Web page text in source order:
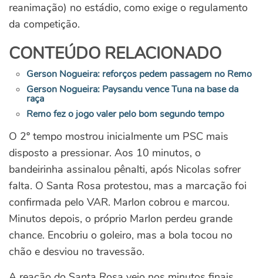
reanimação) no estádio, como exige o regulamento
da competição.
CONTEÚDO RELACIONADO
Gerson Nogueira: reforços pedem passagem no Remo
Gerson Nogueira: Paysandu vence Tuna na base da
raça
Remo fez o jogo valer pelo bom segundo tempo
O 2º tempo mostrou inicialmente um PSC mais
disposto a pressionar. Aos 10 minutos, o
bandeirinha assinalou pênalti, após Nicolas sofrer
falta. O Santa Rosa protestou, mas a marcação foi
confirmada pelo VAR. Marlon cobrou e marcou.
Minutos depois, o próprio Marlon perdeu grande
chance. Encobriu o goleiro, mas a bola tocou no
chão e desviou no travessão.